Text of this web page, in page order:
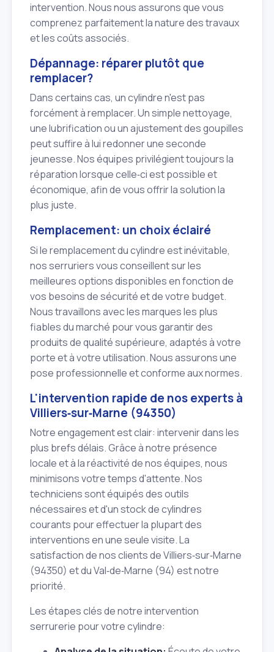
intervention. Nous nous assurons que vous
comprenez parfaitement la nature des travaux
et les coûts associés.
Dépannage: réparer plutôt que
remplacer?
Dans certains cas, un cylindre n'est pas
forcément à remplacer. Un simple nettoyage,
une lubrification ou un ajustement des goupilles
peut suffire à lui redonner une seconde
jeunesse. Nos équipes privilégient toujours la
réparation lorsque celle‑ci est possible et
économique, afin de vous offrir la solution la
plus juste.
Remplacement: un choix éclairé
Si le remplacement du cylindre est inévitable,
nos serruriers vous conseillent sur les
meilleures options disponibles en fonction de
vos besoins de sécurité et de votre budget.
Nous travaillons avec les marques les plus
fiables du marché pour vous garantir des
produits de qualité supérieure, adaptés à votre
porte et à votre utilisation. Nous assurons une
pose professionnelle et conforme aux normes.
L'intervention rapide de nos experts à
Villiers‑sur‑Marne (94350)
Notre engagement est clair: intervenir dans les
plus brefs délais. Grâce à notre présence
locale et à la réactivité de nos équipes, nous
minimisons votre temps d'attente. Nos
techniciens sont équipés des outils
nécessaires et d'un stock de cylindres
courants pour effectuer la plupart des
interventions en une seule visite. La
satisfaction de nos clients de Villiers‑sur‑Marne
(94350) et du Val‑de‑Marne (94) est notre
priorité.
Les étapes clés de notre intervention
serrurerie pour votre cylindre: